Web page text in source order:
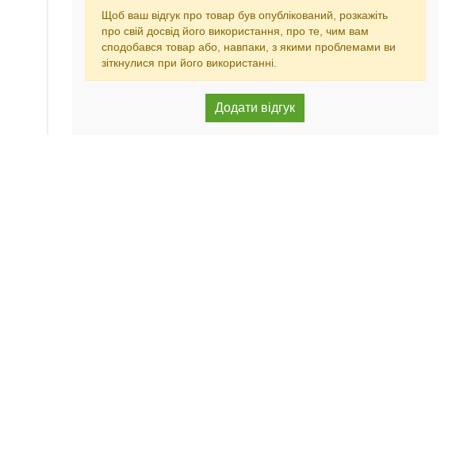
Щоб ваш відгук про товар був опублікований, розкажіть
про свій досвід його використання, про те, чим вам
сподобався товар або, навпаки, з якими проблемами ви
зіткнулися при його використанні.